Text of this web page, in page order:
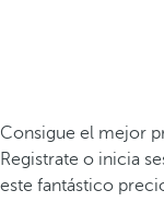
Consigue el mejor
Registrate o inicia
este fantástico